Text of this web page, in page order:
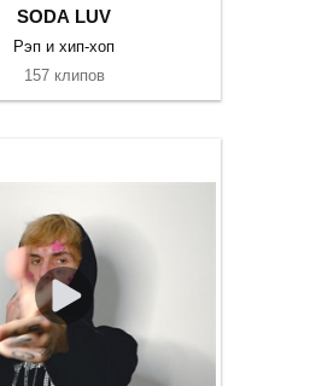
SODA LUV
Рэп и хип-хоп
157 клипов